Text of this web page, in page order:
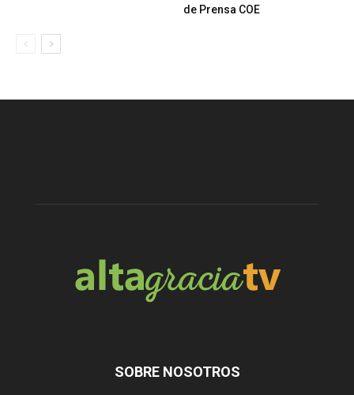
de Prensa COE
SOBRE NOSOTROS